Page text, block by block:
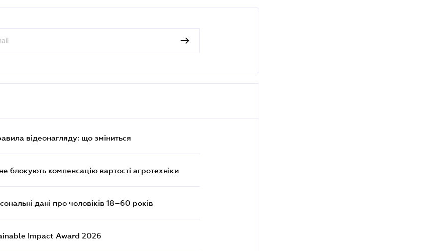
відеонагляду: що зміниться
блокують компенсацію вартості агротехніки
дані про чоловіків 18–60 років
Impact Award 2026